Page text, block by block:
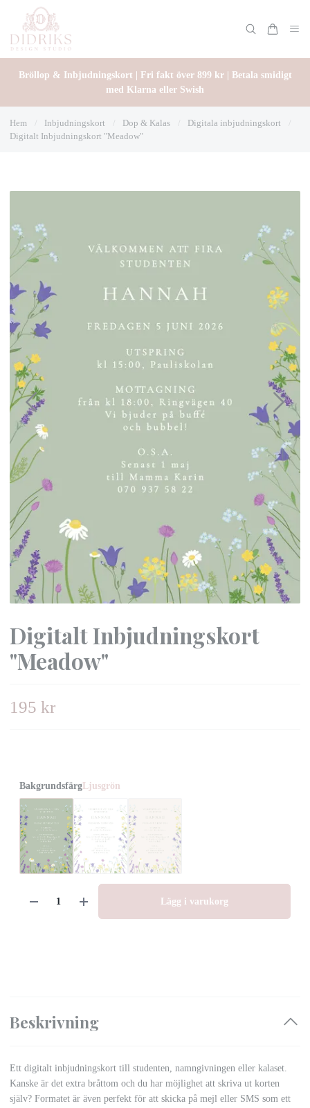
Bröllop & Inbjudningskort | Fri fakt över 899 kr | Betala smidigt
med Klarna eller Swish
Hem Inbjudningskort Dop & Kalas Digitala inbjudningskort
Digitalt Inbjudningskort "Meadow"
Digitalt Inbjudningskort
"Meadow"
195 kr
Bakgrundsfärg Ljusgrön
Lägg i varukorg
Beskrivning
Ett digitalt inbjudningskort till studenten, namngivningen eller kalaset.
Kanske är det extra bråttom och du har möjlighet att skriva ut korten
själv? Formatet är även perfekt för att skicka på mejl eller SMS som ett